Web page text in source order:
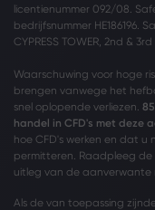
licentienummer 092/08.
bedrijfsnummer HE186196.
CYPRESS TOWER, 2nd &
Waarschuwing voor hoge
brengen vanwege het
snel oplopende verliezen.
handel in CFD's met deze
hoe CFD's werken en dat
permitteren. Raadpleeg de
uitleg van de aanverwante
Als de van toepassing